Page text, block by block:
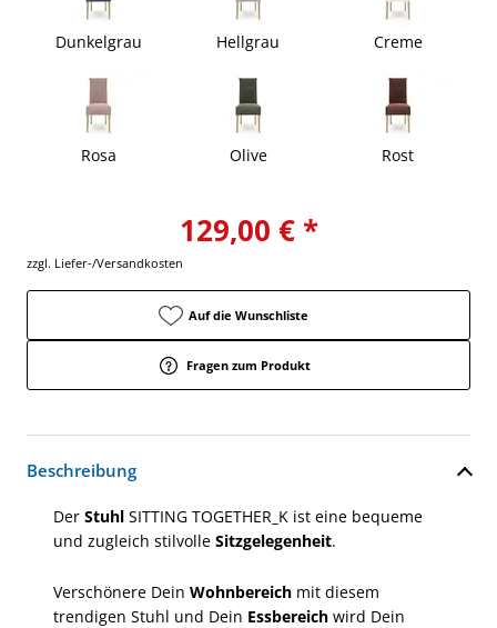
Dunkelgrau Hellgrau Creme
Rosa Olive Rost
129,00 € *
zzgl. Liefer-/Versandkosten
Auf die Wunschliste
Fragen zum Produkt
Beschreibung
Der Stuhl SITTING TOGETHER_K ist eine bequeme
und zugleich stilvolle Sitzgelegenheit.
Verschönere Dein Wohnbereich mit diesem
trendigen Stuhl und Dein Essbereich wird Dein